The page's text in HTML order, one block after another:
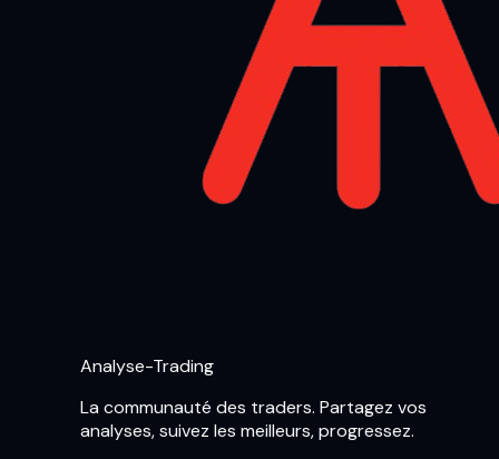
Analyse-Trading
La communauté des traders. Partagez vos
analyses, suivez les meilleurs, progressez.